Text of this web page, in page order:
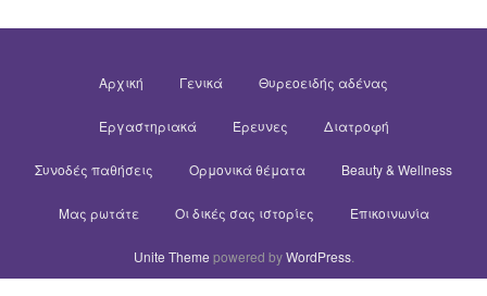
Αρχική Γενικά Θυρεοειδής αδένας
Εργαστηριακά Έρευνες Διατροφή
Συνοδές παθήσεις Ορμονικά θέματα Beauty & Wellness
Μας ρωτάτε Οι δικές σας ιστορίες Επικοινωνία
Unite Theme powered byWordPress.